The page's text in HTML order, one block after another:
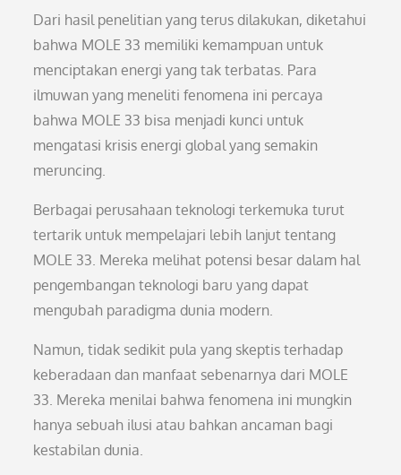
Dari hasil penelitian yang terus dilakukan, diketahui
bahwa MOLE 33 memiliki kemampuan untuk
menciptakan energi yang tak terbatas. Para
ilmuwan yang meneliti fenomena ini percaya
bahwa MOLE 33 bisa menjadi kunci untuk
mengatasi krisis energi global yang semakin
meruncing.
Berbagai perusahaan teknologi terkemuka turut
tertarik untuk mempelajari lebih lanjut tentang
MOLE 33. Mereka melihat potensi besar dalam hal
pengembangan teknologi baru yang dapat
mengubah paradigma dunia modern.
Namun, tidak sedikit pula yang skeptis terhadap
keberadaan dan manfaat sebenarnya dari MOLE
33. Mereka menilai bahwa fenomena ini mungkin
hanya sebuah ilusi atau bahkan ancaman bagi
kestabilan dunia.